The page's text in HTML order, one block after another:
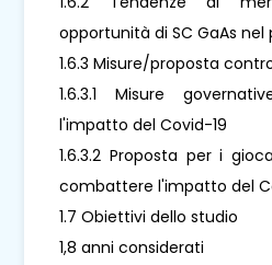
opportunità di SC GaAs nel
1.6.3 Misure/proposta
1.6.3.1 Misure
l'impatto del Covid-19
1.6.3.2 Proposta per i
combattere l'impatto del
1.7 Obiettivi dello studio
1,8 anni considerati